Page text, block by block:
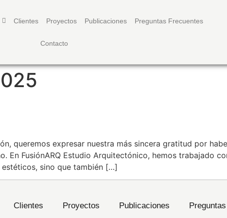
Clientes Proyectos Publicaciones Preguntas Frecuentes
Contacto
queremos expresar nuestra más sincera gratitud por
En FusiónARQ Estudio Arquitectónico, hemos trabajado
sino que también […]
Clientes Proyectos Publicaciones